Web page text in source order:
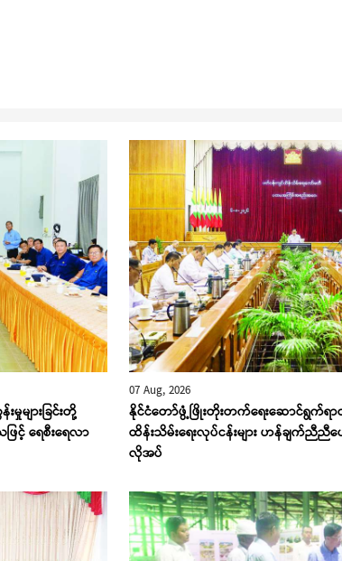
မှုများခြင်းတို့
င့် ရေစီးရေလာ
07 Aug, 2026
နိုင်ငံတော်ဖွံ့ဖြိုးတိုးတက်ရေးဆောင်ရွက်ရ
ထိန်းသိမ်းရေးလုပ်ငန်းများ ဟန်ချက်ညီညီပ
လိုအပ်